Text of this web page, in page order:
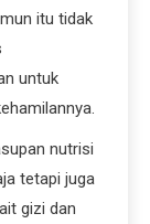
itu tidak
untuk
nutrisi
tetapi juga
gizi dan